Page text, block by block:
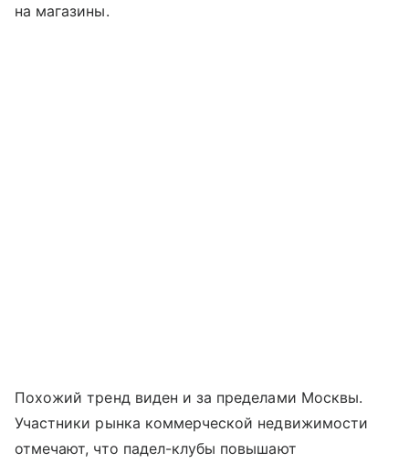
на магазины.
Похожий тренд виден и за пределами Москвы.
Участники рынка коммерческой недвижимости
отмечают, что падел-клубы повышают